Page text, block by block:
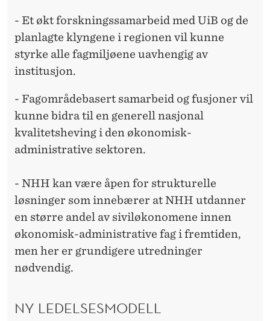
- Et økt forskningssamarbeid med UiB og de
planlagte klyngene i regionen vil kunne
styrke alle fagmiljøene uavhengig av
institusjon.
- Fagområdebasert samarbeid og fusjoner vil
kunne bidra til en generell nasjonal
kvalitetsheving i den økonomisk-
administrative sektoren.
- NHH kan være åpen for strukturelle
løsninger som innebærer at NHH utdanner
en større andel av siviløkonomene innen
økonomisk-administrative fag i fremtiden,
men her er grundigere utredninger
nødvendig.
NY LEDELSESMODELL